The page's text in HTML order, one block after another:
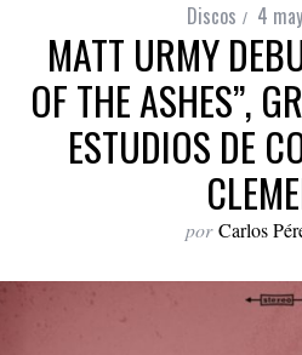
Discos 4
MATT URMY
OF THE ASHES”,
ESTUDIOS DE
por Carlos